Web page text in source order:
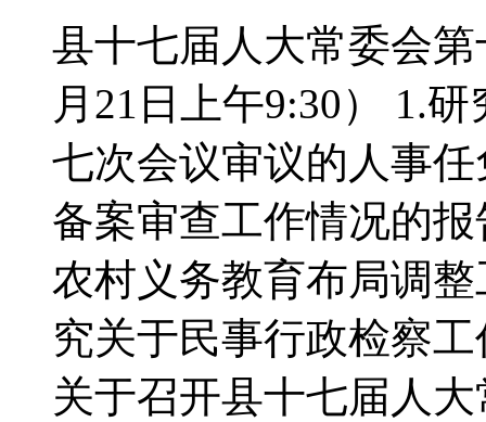
县十七届人大常委会
月21日上午9:30） 1.
七次会议审议的人事
备案审查工作情况的
农村义务教育布局调
究关于民事行政检察
关于召开县十七届人